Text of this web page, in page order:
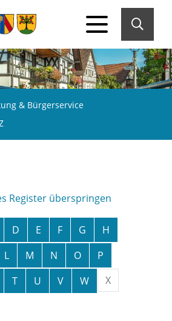
& Bürgerservice
Register überspringen
D E F G
H
L M N O
P
T U V W
X